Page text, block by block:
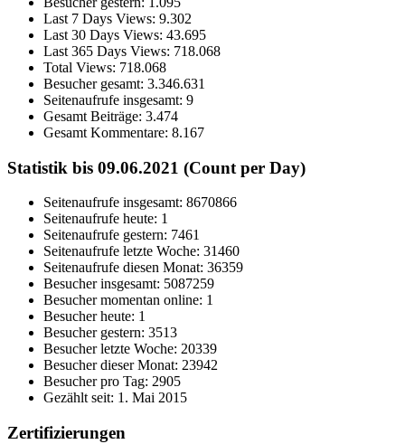
Last 7 Days Views: 9.302
Last 30 Days Views: 43.695
Last 365 Days Views: 718.068
Total Views: 718.068
Besucher gesamt: 3.346.631
Seitenaufrufe insgesamt: 9
Gesamt Beiträge: 3.474
Gesamt Kommentare: 8.167
Statistik bis 09.06.2021 (Count per Day)
Seitenaufrufe insgesamt: 8670866
Seitenaufrufe heute: 1
Seitenaufrufe gestern: 7461
Seitenaufrufe letzte Woche: 31460
Seitenaufrufe diesen Monat: 36359
Besucher insgesamt: 5087259
Besucher momentan online: 1
Besucher heute: 1
Besucher gestern: 3513
Besucher letzte Woche: 20339
Besucher dieser Monat: 23942
Besucher pro Tag: 2905
Gezählt seit: 1. Mai 2015
Zertifizierungen